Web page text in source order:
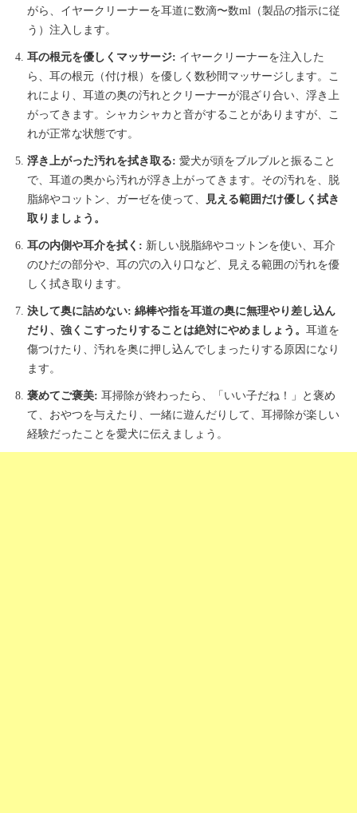
がら、イヤークリーナーを耳道に数滴〜数ml（製品の指示に従
う）注入します。
耳の根元を優しくマッサージ: イヤークリーナーを注入した
ら、耳の根元（付け根）を優しく数秒間マッサージします。こ
れにより、耳道の奥の汚れとクリーナーが混ざり合い、浮き上
がってきます。シャカシャカと音がすることがありますが、こ
れが正常な状態です。
浮き上がった汚れを拭き取る: 愛犬が頭をブルブルと振ること
で、耳道の奥から汚れが浮き上がってきます。その汚れを、脱
脂綿やコットン、ガーゼを使って、
見える範囲だけ優しく拭き
取りましょう。
耳の内側や耳介を拭く: 新しい脱脂綿やコットンを使い、耳介
のひだの部分や、耳の穴の入り口など、見える範囲の汚れを優
しく拭き取ります。
決して奥に詰めない: 綿棒や指を耳道の奥に無理やり差し込ん
だり、強くこすったりすることは絶対にやめましょう。 耳道を
傷つけたり、汚れを奥に押し込んでしまったりする原因になり
ます。
褒めてご褒美: 耳掃除が終わったら、「いい子だね！」と褒め
て、おやつを与えたり、一緒に遊んだりして、耳掃除が楽しい
経験だったことを愛犬に伝えましょう。